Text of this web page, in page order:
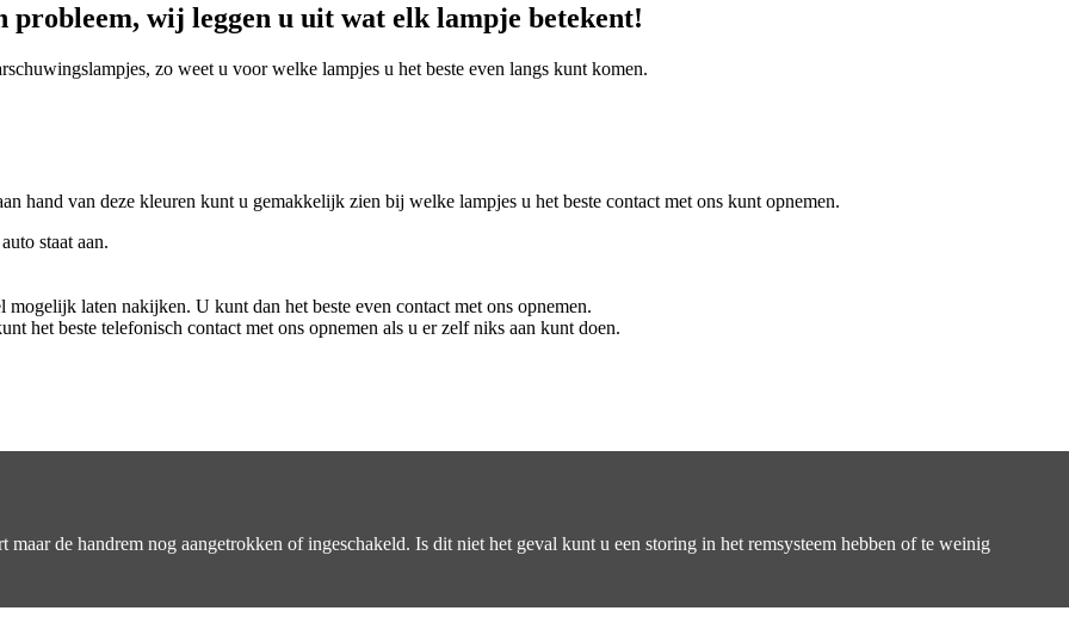
probleem, wij leggen u uit wat elk lampje betekent!
zo weet u voor welke lampjes u het beste even langs kunt komen.
hand van deze kleuren kunt u gemakkelijk zien bij welke lampjes u het beste contact met ons kunt opnemen.
staat aan.
laten nakijken. U kunt dan het beste even contact met ons opnemen.
het beste telefonisch contact met ons opnemen als u er zelf niks aan kunt doen.
maar de handrem nog aangetrokken of ingeschakeld. Is dit niet het geval kunt u een storing in het remsysteem hebben of te weinig